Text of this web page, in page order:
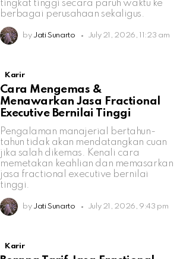
tingkat tinggi secara paruh waktu ke
berbagai perusahaan sekaligus.
by Jati Sunarto July 21, 2026, 11:23 am
Karir
Cara Mengemas &
Menawarkan Jasa Fractional
Executive Bernilai Tinggi
Pengalaman manajerial bertahun-
tahun tidak akan mendatangkan cuan
jika salah dikemas. Kenali cara
memetakan keahlian dan memasarkan
jasa fractional executive bernilai
tinggi.
by Jati Sunarto July 21, 2026, 9:43 pm
Karir